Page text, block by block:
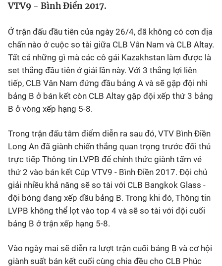
Thể thao Điện tử
Các môn khác
VIDEO
Bên lề
VTV9 - Bình Điền 2017.
Ở trận đấu đầu tiên của ngày 26/4, đã không có cơn địa
chấn nào ở cuộc so tài giữa CLB Vân Nam và CLB Altay.
Tất cả những gì mà các cô gái Kazakhstan làm được là
set thắng đầu tiên ở giải lần này. Với 3 thắng lợi liên
tiếp, CLB Vân Nam đứng đầu bảng A và sẽ gặp đội nhì
bảng B ở bán kết còn CLB Altay gặp đội xếp thứ 3 bảng
B ở vòng xếp hạng 5-8.
Trong trận đấu tâm điểm diễn ra sau đó, VTV Bình Điền
Long An đã giành chiến thắng quan trọng trước đối thủ
trực tiếp Thông tin LVPB để chính thức giành tấm vé
thứ 2 vào bán kết Cúp VTV9 - Bình Điền 2017. Đội chủ
giải nhiều khả năng sẽ so tài với CLB Bangkok Glass -
đội bóng đang xếp đầu bảng B. Trong khi đó, Thông tin
LVPB không thể lọt vào top 4 và sẽ so tài với đội cuối
bảng B ở trận xếp hạng 5-8.
Vào ngày mai sẽ diễn ra lượt trận cuối bảng B và cơ hội
giành suất bán kết cuối cùng chia đều cho CLB Phúc